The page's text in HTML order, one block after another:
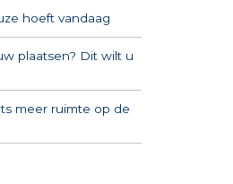
hoeft vandaag
plaatsen? Dit wilt u
meer ruimte op de